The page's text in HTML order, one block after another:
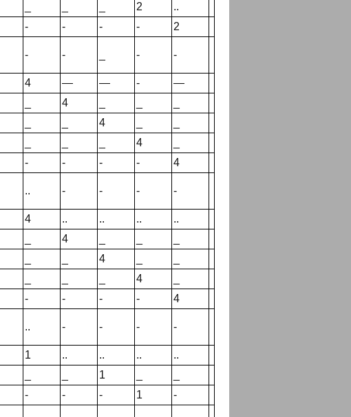
2
..
- - - - 2
- - - -
4 — — -
—
4
4
4
- - - - 4
.. - - - -
4 .. .. ..
..
4
4
4
- - - - 4
.. - - - -
1 .. .. ..
..
1
- - - 1
-